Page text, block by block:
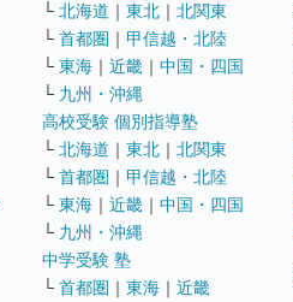
└ 北海道 ｜ 東北 ｜ 北関東
└ 首都圏 ｜ 甲信越・北陸
└ 東海 ｜ 近畿 ｜ 中国・四国
└ 九州・沖縄
高校受験 個別指導塾
└ 北海道 ｜ 東北 ｜ 北関東
└ 首都圏 ｜ 甲信越・北陸
└ 東海 ｜ 近畿 ｜ 中国・四国
└ 九州・沖縄
中学受験 塾
└ 首都圏 ｜ 東海 ｜ 近畿